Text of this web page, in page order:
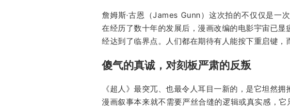
詹姆斯·古恩（James Gunn）这次拍的不仅仅是一
在经历了数十年的发展后，漫画改编的电影宇宙已
经达到了临界点。人们都在期待有人能按下重启键，
傻气的真诚，对刻板严肃的反叛
《超人》最突兀、也最令人耳目一新的，是它坦然
漫画叙事本来就不需要严丝合缝的逻辑或真实感，